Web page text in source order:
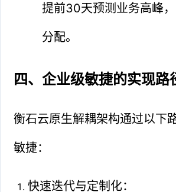
提前30天预测业务高峰
分配。
四、企业级敏捷的实现路
衡石云原生解耦架构通过以下
敏捷：
快速迭代与定制化：